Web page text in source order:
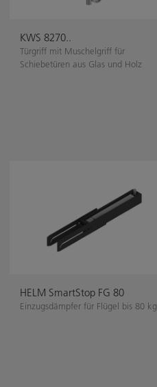
KWS 8270..
Türgriff mit Muschelgriff für
Schiebetüren aus Glas und Holz
HELM SmartStop FG 80
Einzugsdämpfer für Flügel bis 80 kg